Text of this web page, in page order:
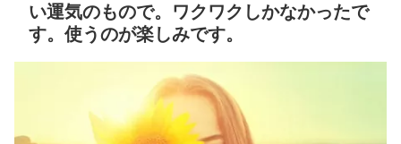
い運気のもので。ワクワクしかなかったで
す。使うのが楽しみです。